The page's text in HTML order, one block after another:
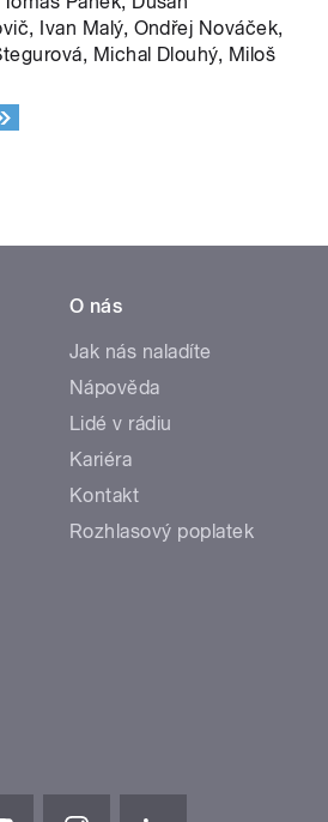
Ivan Malý, Ondřej Nováček,
Michal Dlouhý, Miloš
O nás
Jak nás naladíte
Nápověda
Lidé v rádiu
Kariéra
Kontakt
Rozhlasový poplatek